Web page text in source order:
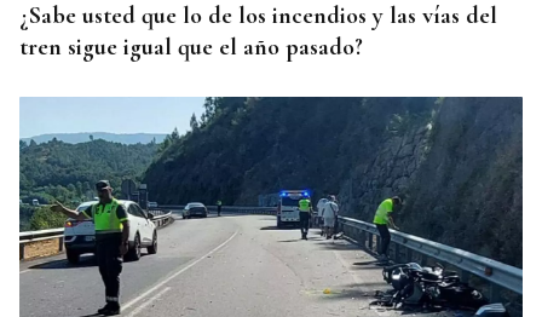
¿Sabe usted que lo de los incendios y las vías del
tren sigue igual que el año pasado?